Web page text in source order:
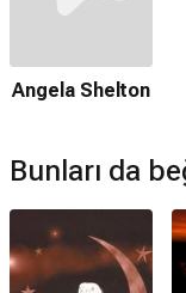
Angela Shelton
Bunları da